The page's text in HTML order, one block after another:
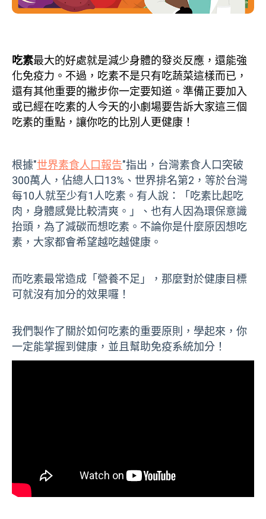
吃素最大的好處就是減少身體的發炎反應，還能強
化免疫力。不過，吃素不是只有吃蔬菜這樣而已，
還有其他重要的撇步你一定要知道。準備正要加入
或已經在吃素的人今天的小劇場要告訴大家這三個
吃素的重點，讓你吃的比別人更健康！
根據"世界素食人口報告"指出，台灣素食人口突破
300萬人，佔總人口13%、世界排名第2，等於台灣
每10人就至少有1人吃素。有人說：「吃素比起吃
肉，身體感覺比較清爽。」、也有人因為環保意識
抬頭，為了減碳而想吃素。不論你是什麼原因想吃
素，大家都會希望越吃越健康。
而吃素最常造成「營養不足」，那麼對於健康目標
可就沒有加分的效果囉！
我們製作了關於如何吃素的重要原則，學起來，你
一定能掌握到健康，並且幫助免疫系統加分！